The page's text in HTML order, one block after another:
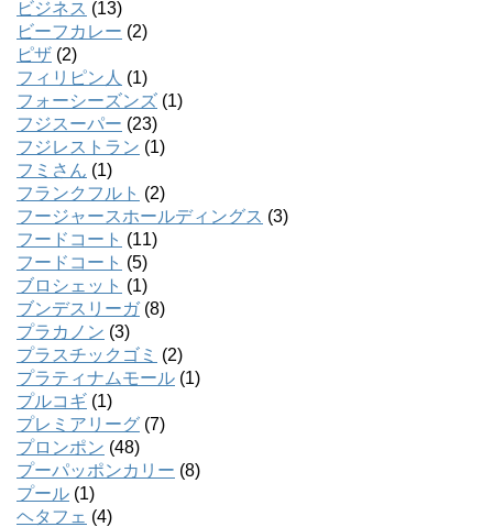
ビジネス (13)
ビーフカレー (2)
ピザ (2)
フィリピン人 (1)
フォーシーズンズ (1)
フジスーパー (23)
フジレストラン (1)
フミさん (1)
フランクフルト (2)
フージャースホールディングス (3)
フードコート (11)
フードコート (5)
ブロシェット (1)
ブンデスリーガ(8)
プラカノン (3)
プラスチックゴミ (2)
プラティナムモール (1)
プルコギ (1)
プレミアリーグ (7)
プロンポン (48)
プーパッポンカリー (8)
プール (1)
ヘタフェ (4)